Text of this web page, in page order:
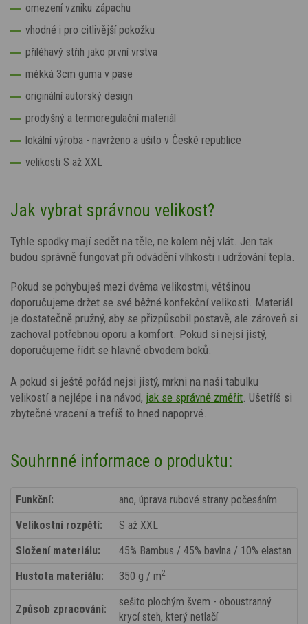
omezení vzniku zápachu
vhodné i pro citlivější pokožku
přiléhavý střih jako první vrstva
měkká 3cm guma v pase
originální autorský design
prodyšný a termoregulační materiál
lokální výroba - navrženo a ušito v České republice
velikosti S až XXL
Jak vybrat správnou velikost?
Tyhle spodky mají sedět na těle, ne kolem něj vlát. Jen tak
budou správně fungovat při odvádění vlhkosti i udržování tepla.
Pokud se pohybuješ mezi dvěma velikostmi, většinou
doporučujeme držet se své běžné konfekční velikosti. Materiál
je dostatečně pružný, aby se přizpůsobil postavě, ale zároveň si
zachoval potřebnou oporu a komfort. Pokud si nejsi jistý,
doporučujeme řídit se hlavně obvodem boků.
A pokud si ještě pořád nejsi jistý, mrkni na naši tabulku
velikostí a nejlépe i na návod, jak se správně změřit . Ušetříš si
zbytečné vracení a trefíš to hned napoprvé.
Souhrnné informace o produktu:
Funkční:
ano, úprava rubové strany počesáním
Velikostní rozpětí:
S až XXL
Složení materiálu:
45% Bambus / 45% bavlna / 10% elastan
Hustota materiálu:
350 g / m2
Způsob zpracování:
sešito plochým švem - oboustranný
krycí steh, který netlačí